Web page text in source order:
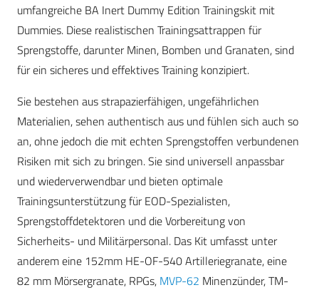
umfangreiche BA Inert Dummy Edition Trainingskit mit
Dummies. Diese realistischen Trainingsattrappen für
Sprengstoffe, darunter Minen, Bomben und Granaten, sind
für ein sicheres und effektives Training konzipiert.
Sie bestehen aus strapazierfähigen, ungefährlichen
Materialien, sehen authentisch aus und fühlen sich auch so
an, ohne jedoch die mit echten Sprengstoffen verbundenen
Risiken mit sich zu bringen. Sie sind universell anpassbar
und wiederverwendbar und bieten optimale
Trainingsunterstützung für EOD-Spezialisten,
Sprengstoffdetektoren und die Vorbereitung von
Sicherheits- und Militärpersonal. Das Kit umfasst unter
anderem eine 152mm HE-OF-540 Artilleriegranate, eine
82 mm Mörsergranate, RPGs, MVP-62 Minenzünder, TM-